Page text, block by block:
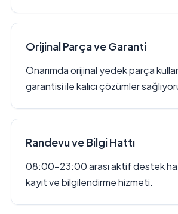
Orijinal Parça ve Garanti
Onarımda orijinal yedek parça
garantisi ile kalıcı çözümler
Randevu ve Bilgi Hattı
08:00–23:00 arası aktif destek
kayıt ve bilgilendirme hizmeti.